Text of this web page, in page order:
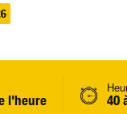
l'heure 40